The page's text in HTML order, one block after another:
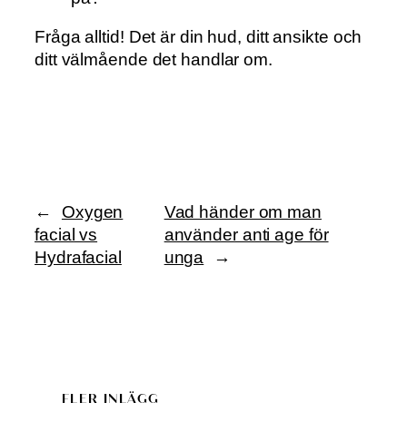
Fråga alltid! Det är din hud, ditt ansikte och
ditt välmående det handlar om.
←
Oxygen
facial vs
Hydrafacial
Vad händer om man
använder anti age för
unga
→
FLER INLÄGG